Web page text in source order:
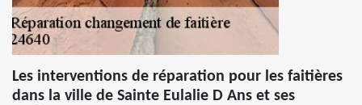
Les interventions de réparation pour les faitières
dans la ville de Sainte Eulalie D Ans et ses